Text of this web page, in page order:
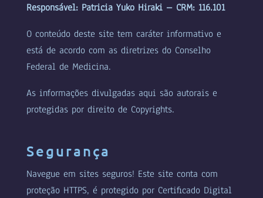
Responsável: Patricia Yuko Hiraki – CRM: 116.101
O conteúdo deste site tem caráter informativo e
está de acordo com as diretrizes do Conselho
Federal de Medicina.
As informações divulgadas aqui são autorais e
protegidas por direito de Copyrights.
Segurança
Navegue em sites seguros! Este site conta com
proteção HTTPS, é protegido por Certificado Digital